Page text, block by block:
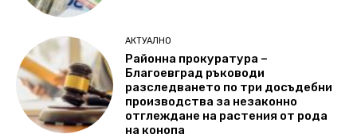
АКТУАЛНО
Районна прокуратура –
Благоевград ръководи
разследването по три досъдебни
производства за незаконно
отглеждане на растения от рода
на конопа